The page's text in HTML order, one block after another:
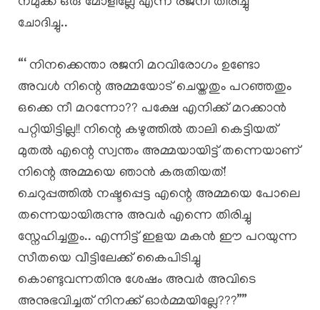
ചോദിച്ചു..
“‘ നിനക്കെന്താ രജനി മറവിരോഗം ഉണ്ടോ
അവൾ നിന്റെ അമ്മയോട് ചെയ്തതും പറഞ്ഞതും
ഒക്കെ നീ മറന്നോ?? പക്ഷേ എനിക്ക് മറക്കാൻ
പറ്റിയിട്ടില്ല!! നിന്റെ കഴുത്തിൽ താലി കെട്ടിയത്
മുതൽ എന്റെ സ്വന്തം അമ്മയായിട്ട് തന്നെയാണ്
നിന്റെ അമ്മയെ ഞാൻ കരുതിയത്!
ചെറുപ്പത്തിൽ നഷ്ടപ്പെട്ട എന്റെ അമ്മയെ പോലെ
തന്നെയായിരുന്നു അവർ എന്നെ തിരിച്ചു
സ്നേഹിച്ചതും.. എന്നിട്ട് ഇളയ മകൻ ഈ പറയുന്ന
സീതയെ വീട്ടിലേക്ക് കൈപിടിച്ചു
കൊണ്ടുവന്നതിനു ശേഷം അവർ അവിടെ
അനുഭവിച്ചത് നിനക്ക് ഓർമ്മയില്ലേ???””